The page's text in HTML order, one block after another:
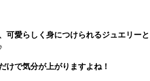
可愛らしく身につけられるジュエリーと
けで気分が上がりますよね！